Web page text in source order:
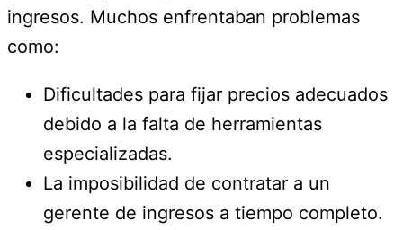
ingresos. Muchos enfrentaban problemas
como:
Dificultades para fijar precios adecuados
debido a la falta de herramientas
especializadas.
La imposibilidad de contratar a un
gerente de ingresos a tiempo completo.